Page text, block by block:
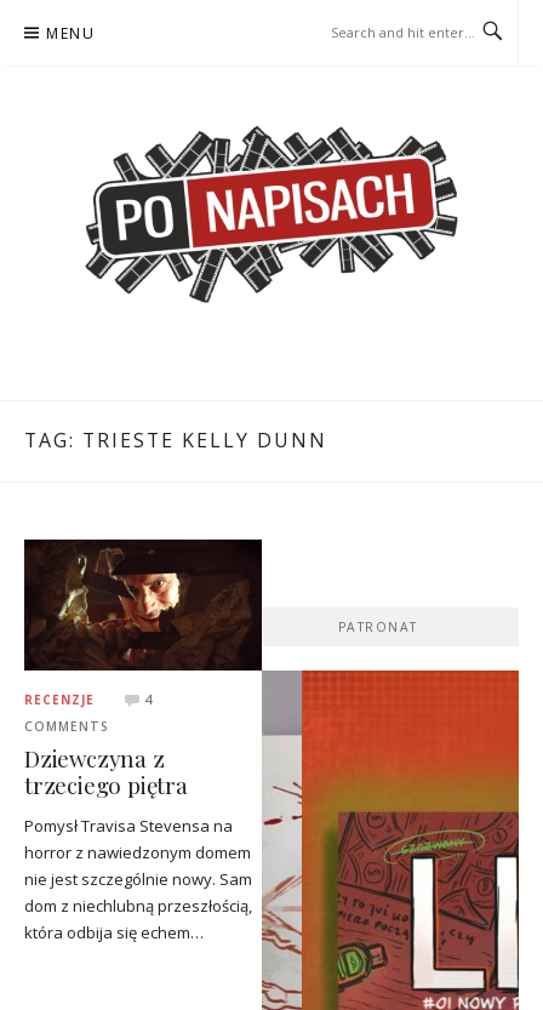
MENU
TAG: TRIESTE KELLY DUNN
RECENZJE
4
COMMENTS
Dziewczyna z
trzeciego piętra
Pomysł Travisa Stevensa na
horror z nawiedzonym domem
nie jest szczególnie nowy. Sam
dom z niechlubną przeszłością,
która odbija się echem…
PATRONAT